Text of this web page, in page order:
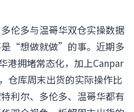
伦多与温哥华双仓实操数据
是“想做就做”的事。近期多
港拥堵常态化，加上Canpar
仓库周末出货的实际操作比
利尔、多伦多、温哥华都有